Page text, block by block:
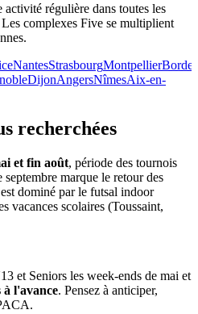
régulière dans toutes les
complexes Five se multiplient
NantesStrasbourgMontpellier
DijonAngersNîmesAix-en-
recherchées
et fin août, période des tournois
marque le retour des
dominé par le futsal indoor
vacances scolaires (Toussaint,
et Seniors les week-ends de mai et
à l'avance. Pensez à anticiper,